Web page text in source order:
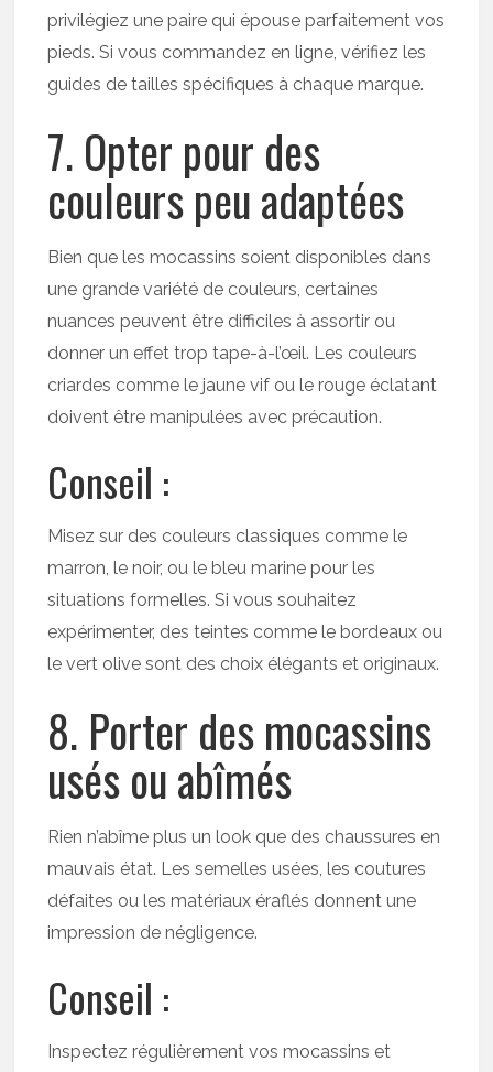
privilégiez une paire qui épouse parfaitement vos
pieds. Si vous commandez en ligne, vérifiez les
guides de tailles spécifiques à chaque marque.
7. Opter pour des
couleurs peu adaptées
Bien que les mocassins soient disponibles dans
une grande variété de couleurs, certaines
nuances peuvent être difficiles à assortir ou
donner un effet trop tape-à-l’œil. Les couleurs
criardes comme le jaune vif ou le rouge éclatant
doivent être manipulées avec précaution.
Conseil :
Misez sur des couleurs classiques comme le
marron, le noir, ou le bleu marine pour les
situations formelles. Si vous souhaitez
expérimenter, des teintes comme le bordeaux ou
le vert olive sont des choix élégants et originaux.
8. Porter des mocassins
usés ou abîmés
Rien n’abîme plus un look que des chaussures en
mauvais état. Les semelles usées, les coutures
défaites ou les matériaux éraflés donnent une
impression de négligence.
Conseil :
Inspectez régulièrement vos mocassins et